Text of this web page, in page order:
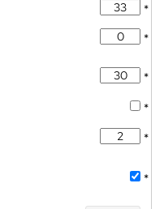
*
*
*
*
*
*